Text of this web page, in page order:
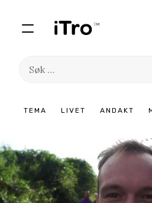
TEMA LIVET ANDAKT
Søk